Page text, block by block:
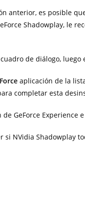
anterior, es posible
Shadowplay, le
cuadro de diálogo, luego
aplicación de la
completar esta
GeForce Experience
NVidia Shadowplay